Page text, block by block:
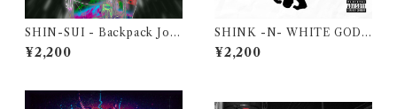
SHIN-SUI - Backpack Jou
rney (Deluxe ver)【CD】
¥2,200
SHINK -N- WHITE GODD
A - ACT FOOL, ACT COO
L 【CD】
¥2,200